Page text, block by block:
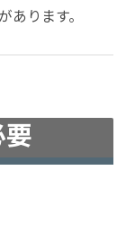
ります。